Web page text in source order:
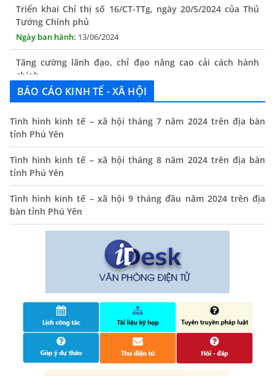
Tướng Chính phủ
13/06/2024
Tăng cường lãnh đạo, chỉ đạo nâng cao cải cách hành
chính
13/06/2024
Thông báo lịch tiếp công dân định kỳ của Chủ tịch UBND
xã tháng 11/2025
THÔNG BÁO Niêm yết danh mục dịch vụ công trực tuyến
toàn trình trên Hệ thống thông tin giải quyết thủ tục
hành chính tỉnh Phú Yên
14/10/2024
Quyết định công bố nhóm thủ tục hành chính liên thông
điện tử, khai sinh, cấp thẻ bảo hiểm y tế trẻ em dưới 6
tuổi, đăng ký tạm trú
25/06/2024
BÁO CÁO KINH TẾ - XÃ HỘI
Tình hình kinh tế – xã hội tháng 7 năm 2024 trên địa bàn
tỉnh Phú Yên
Tình hình kinh tế – xã hội tháng 8 năm 2024 trên địa bàn
tỉnh Phú Yên
Tình hình kinh tế – xã hội 9 tháng đầu năm 2024 trên địa
bàn tỉnh Phú Yên